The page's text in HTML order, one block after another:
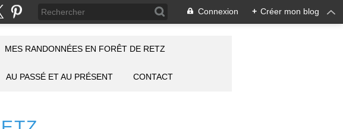
Connexion + Créer mon blog
MES RANDONNÉES EN FORÊT DE RETZ
AU PASSÉ ET AU PRÉSENT CONTACT